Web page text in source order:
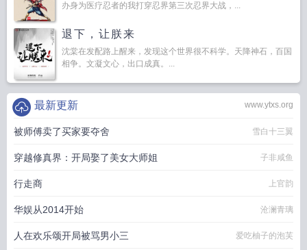
办身为医疗忍者的我打穿忍界第三次忍界大战，...
退下，让朕来
沈棠在发配路上醒来，发现这个世界很不科学。天降神石，百国
相争。文凝文心，出口成真。...
www.ytxs.org
最新更新
被师傅卖了买家要夺舍 雪白十三翼
穿越修真界：开局娶了美女大师姐 子非咸鱼
行走商 上官韵
华娱从2014开始 沧澜青璃
人在欢乐颂开局被骂男小三 爱吃柚子的泡芙